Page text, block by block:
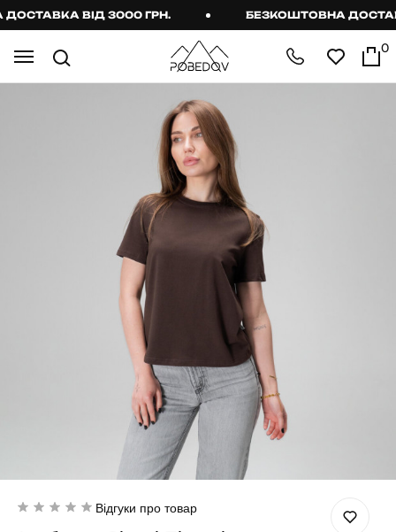
ВІД 3000 ГРН. БЕЗКОШТОВНА
0
Відгуки про товар